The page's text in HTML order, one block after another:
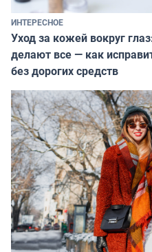
ИНТЕРЕСНОЕ
Уход за кожей вокруг
делают все — как
без дорогих средств